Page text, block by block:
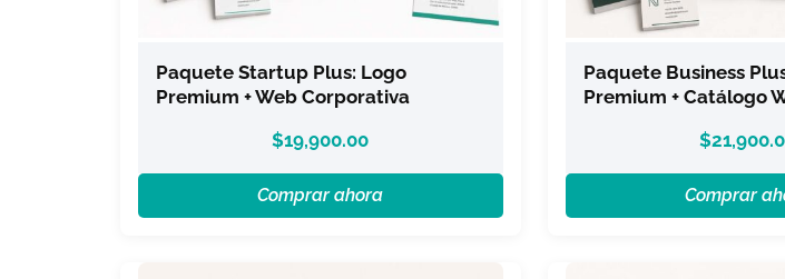
Paquete Startup Plus: Logo
Premium + Web Corporativa
$19,900.00
Comprar ahora
Paquete Business
Premium + Catálogo
$
Comprar